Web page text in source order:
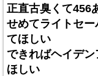
正直古臭くて456
せめてライトセ
てほしい
できればヘイデ
ほしい